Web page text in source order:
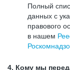
Полный
данных с
правового
в нашем
4. Кому мы